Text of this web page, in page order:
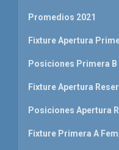
Promedios 2021
Fixture Apertura
Posiciones Primera B
Fixture Apertura
Posiciones Apertura
Fixture Primera A